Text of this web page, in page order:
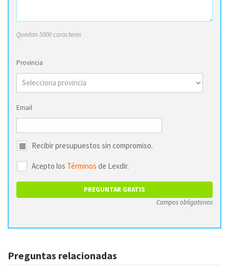
Quedan 5000 caracteres
Provincia
Email
Recibir presupuestos sin compromiso.
Acepto los Términos de Lexdir.
Campos obligatorios
Preguntas relacionadas